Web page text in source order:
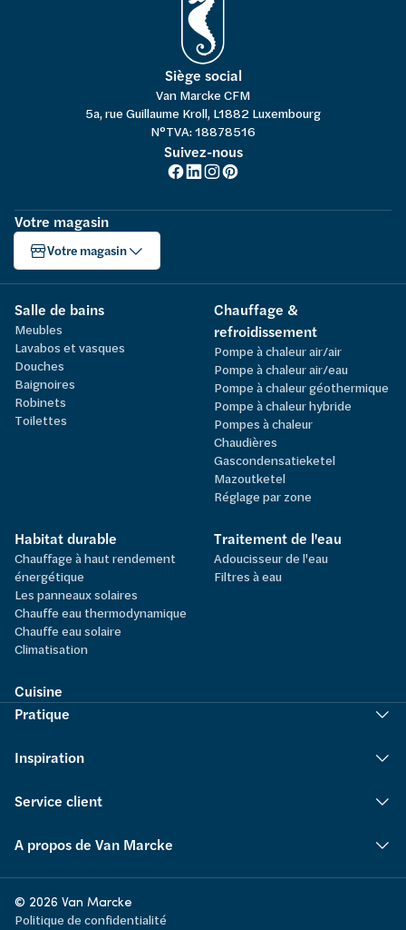
Siège social
Van Marcke CFM
5a, rue Guillaume Kroll, L1882 Luxembourg
N°TVA: 18878516
Suivez-nous
Votre magasin
Votre magasin
Salle de bains
Meubles
Lavabos et vasques
Douches
Baignoires
Robinets
Toilettes
Chauffage &
refroidissement
Pompe à chaleur air/air
Pompe à chaleur air/eau
Pompe à chaleur géothermique
Pompe à chaleur hybride
Pompes à chaleur
Chaudières
Gascondensatieketel
Mazoutketel
Réglage par zone
Habitat durable
Chauffage à haut rendement
énergétique
Les panneaux solaires
Chauffe eau thermodynamique
Chauffe eau solaire
Climatisation
Traitement de l'eau
Adoucisseur de l'eau
Filtres à eau
Cuisine
Pratique
Inspiration
Service client
A propos de Van Marcke
© 2026 Van Marcke
Politique de confidentialité